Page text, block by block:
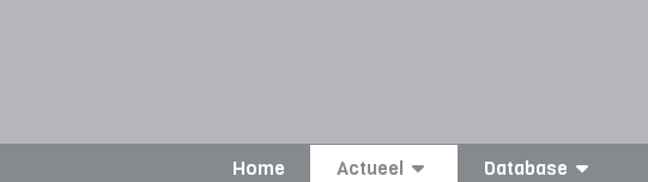
Home Actueel Database